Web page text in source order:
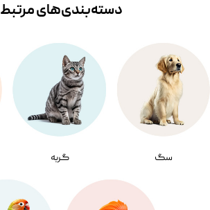
سگ گربه
دسته‌بندی‌‌های مرتبط